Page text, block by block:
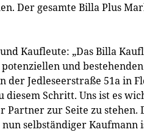
Der gesamte Billa Plus
Kaufleute: „Das Billa
und
der Jedleseerstraße 51a in
Schritt. Uns ist es
Partner zur Seite zu
selbständiger